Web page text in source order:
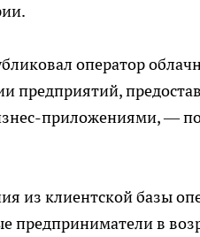
оператор
предприятий,
приложениями, —
из клиентской базы
предприниматели в